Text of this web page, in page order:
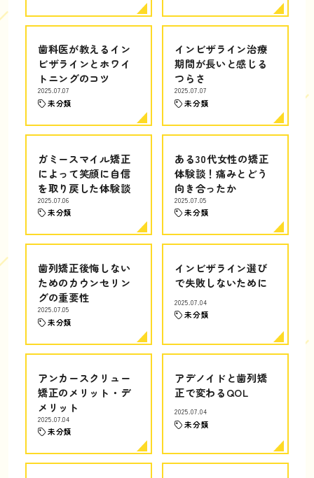
歯科医が教えるイン
ビザラインとホワイ
トニングのコツ
2025.07.07
未分類
インビザライン治療
期間が長いと感じる
つらさ
2025.07.07
未分類
ガミースマイル矯正
によって笑顔に自信
を取り戻した体験談
2025.07.06
未分類
ある30代女性の矯正
体験談！痛みとどう
向き合ったか
2025.07.05
未分類
歯列矯正後悔しない
ためのカウンセリン
グの重要性
2025.07.05
未分類
インビザライン選び
で失敗しないために
2025.07.04
未分類
アンカースクリュー
矯正のメリット・デ
メリット
2025.07.04
未分類
アデノイドと歯列矯
正で変わるQOL
2025.07.04
未分類